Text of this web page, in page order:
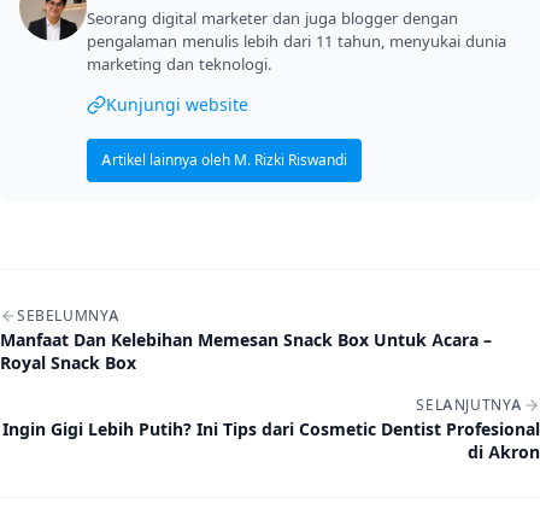
Seorang digital marketer dan juga blogger dengan
pengalaman menulis lebih dari 11 tahun, menyukai dunia
marketing dan teknologi.
Kunjungi website
Artikel lainnya oleh M. Rizki Riswandi
Navigasi artikel
SEBELUMNYA
Manfaat Dan Kelebihan Memesan Snack Box Untuk Acara –
Royal Snack Box
SELANJUTNYA
Ingin Gigi Lebih Putih? Ini Tips dari Cosmetic Dentist Profesional
di Akron